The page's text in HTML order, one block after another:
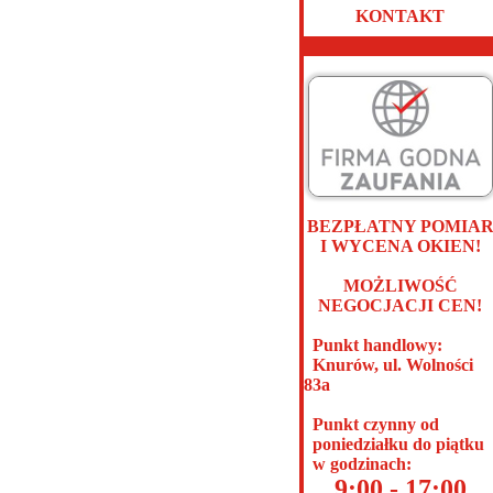
KONTAKT
BEZPŁATNY POMIAR
I WYCENA OKIEN!
MOŻLIWOŚĆ
NEGOCJACJI CEN!
Punkt handlowy:
Knurów, ul. Wolności
83a
Punkt czynny od
poniedziałku do piątku
w godzinach: